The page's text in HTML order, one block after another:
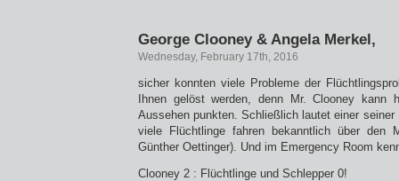
George Clooney & Angela Merkel,
Wednesday, February 17th, 2016
sicher konnten viele Probleme der
Ihnen gelöst werden, denn Mr. Clooney kann
Aussehen punkten. Schließlich lautet einer seiner
viele Flüchtlinge fahren bekanntlich über den
Günther Oettinger). Und im Emergency Room
Clooney 2 : Flüchtlinge und Schlepper 0!